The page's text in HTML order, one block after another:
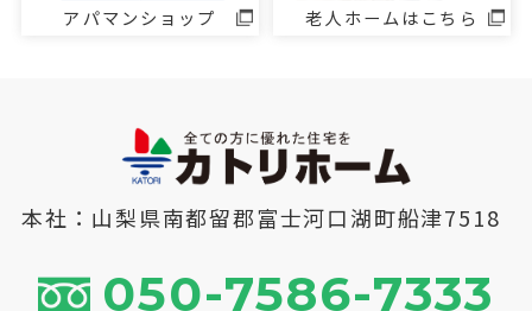
アパマンショップ 老人ホームはこちら
本社：山梨県南都留郡富士河口湖町船津7518
050-7586-7333